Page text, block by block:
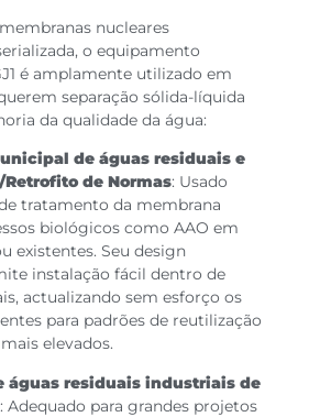
nucleares
o equipamento
é amplamente utilizado em
separação sólida-líquida
da qualidade da água:
de águas residuais e
de Normas: Usado
tratamento da membrana
biológicos como AAO em
existentes. Seu design
instalação fácil dentro de
actualizando sem esforço os
para padrões de reutilização
elevados.
águas residuais industriais de
: Adequado para grandes projetos